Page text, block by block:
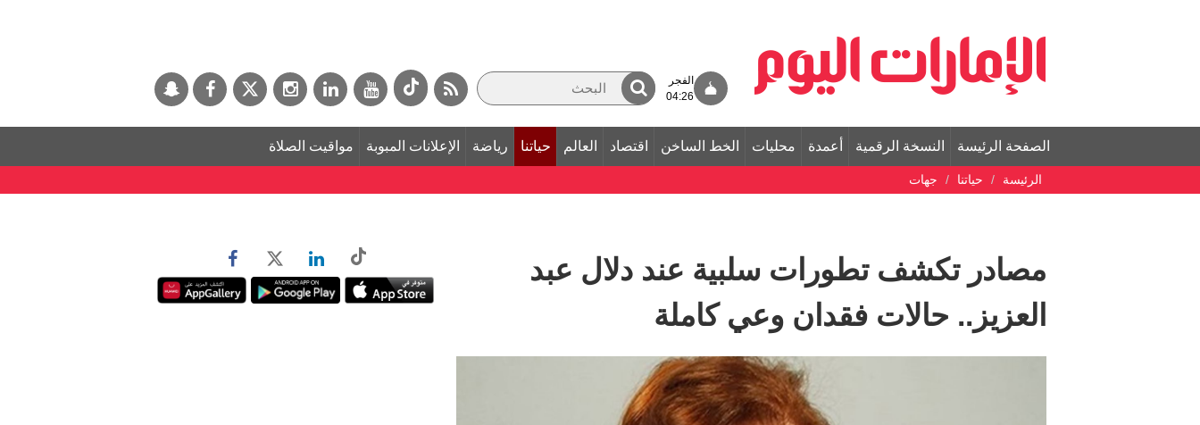
الفجر
04:26
الصفحة الرئيسة النسخة الرقمية أعمدة محليات الخط الساخن اقتصاد العالم حياتنا رياضة الإعلانات المبوبة مواقيت الصلاة
الرئيسة حياتنا جهات
مصادر تكشف تطورات سلبية عند دلال عبد
العزيز.. حالات فقدان وعي كاملة